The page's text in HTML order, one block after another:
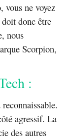
vous ne voyez
donc être
nous
Scorpion,
:
agressif. La
des autres